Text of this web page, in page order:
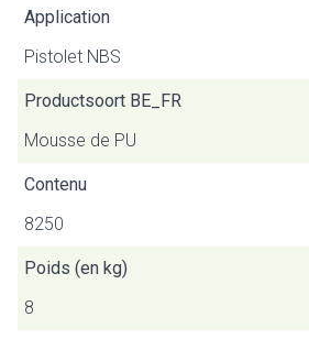
Application
Pistolet NBS
Productsoort BE_FR
Mousse de PU
Contenu
8250
Poids (en kg)
8